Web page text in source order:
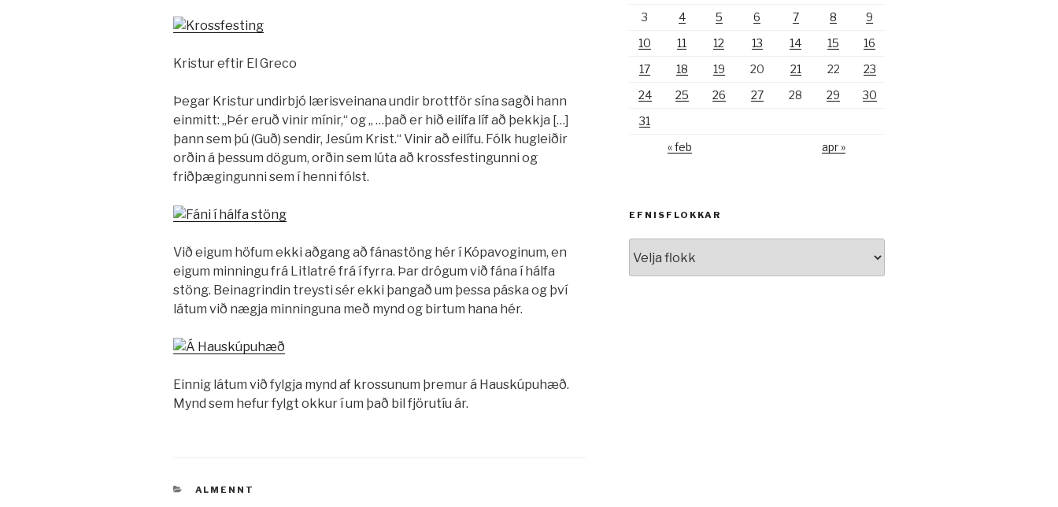
Kristur eftir El Greco
Þegar Kristur undirbjó lærisveinana undir brottför sína sagði hann
einmitt: „Þér eruð vinir mínir,“ og „ …það er hið eilífa líf að þekkja […]
þann sem þú (Guð) sendir, Jesúm Krist.“ Vinir að eilífu. Fólk hugleiðir
orðin á þessum dögum, orðin sem lúta að krossfestingunni og
friðþægingunni sem í henni fólst.
Við eigum höfum ekki aðgang að fánastöng hér í Kópavoginum, en
eigum minningu frá Litlatré frá í fyrra. Þar drógum við fána í hálfa
stöng. Beinagrindin treysti sér ekki þangað um þessa páska og því
látum við nægja minninguna með mynd og birtum hana hér.
Einnig látum við fylgja mynd af krossunum þremur á Hauskúpuhæð.
Mynd sem hefur fylgt okkur í um það bil fjörutíu ár.
VÖRUFLOKKAR
ALMENNT
3
4 5 6 7 8
9
10
11 12 13 14 15
16
17
18 19 20 21 22
23
24
25 26 27 28 29
30
31
« feb
apr »
EFNISFLOKKAR